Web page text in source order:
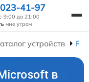
41-97
9:00 до 21:00
мне утром
устройств
в